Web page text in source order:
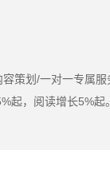
策划/一对一专属服
起，阅读增长5%起。